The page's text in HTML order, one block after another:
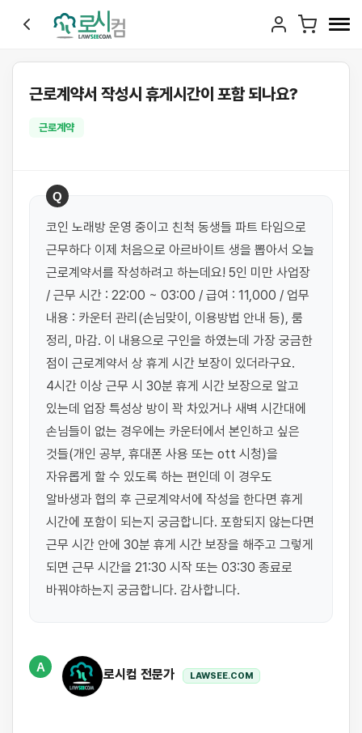
근로계약서 작성시 휴게시간이 포함 되나요?
근로계약
Q
코인 노래방 운영 중이고 친척 동생들 파트 타임으로
근무하다 이제 처음으로 아르바이트 생을 뽑아서 오늘
근로계약서를 작성하려고 하는데요! 5인 미만 사업장
/ 근무 시간 : 22:00 ~ 03:00 / 급여 : 11,000 / 업무
내용 : 카운터 관리(손님맞이, 이용방법 안내 등), 룸
정리, 마감. 이 내용으로 구인을 하였는데 가장 궁금한
점이 근로계약서 상 휴게 시간 보장이 있더라구요.
4시간 이상 근무 시 30분 휴게 시간 보장으로 알고
있는데 업장 특성상 방이 꽉 차있거나 새벽 시간대에
손님들이 없는 경우에는 카운터에서 본인하고 싶은
것들(개인 공부, 휴대폰 사용 또는 ott 시청)을
자유롭게 할 수 있도록 하는 편인데 이 경우도
알바생과 협의 후 근로계약서에 작성을 한다면 휴게
시간에 포함이 되는지 궁금합니다. 포함되지 않는다면
근무 시간 안에 30분 휴게 시간 보장을 해주고 그렇게
되면 근무 시간을 21:30 시작 또는 03:30 종료로
바꿔야하는지 궁금합니다. 감사합니다.
A
로시컴 전문가 LAWSEE.COM